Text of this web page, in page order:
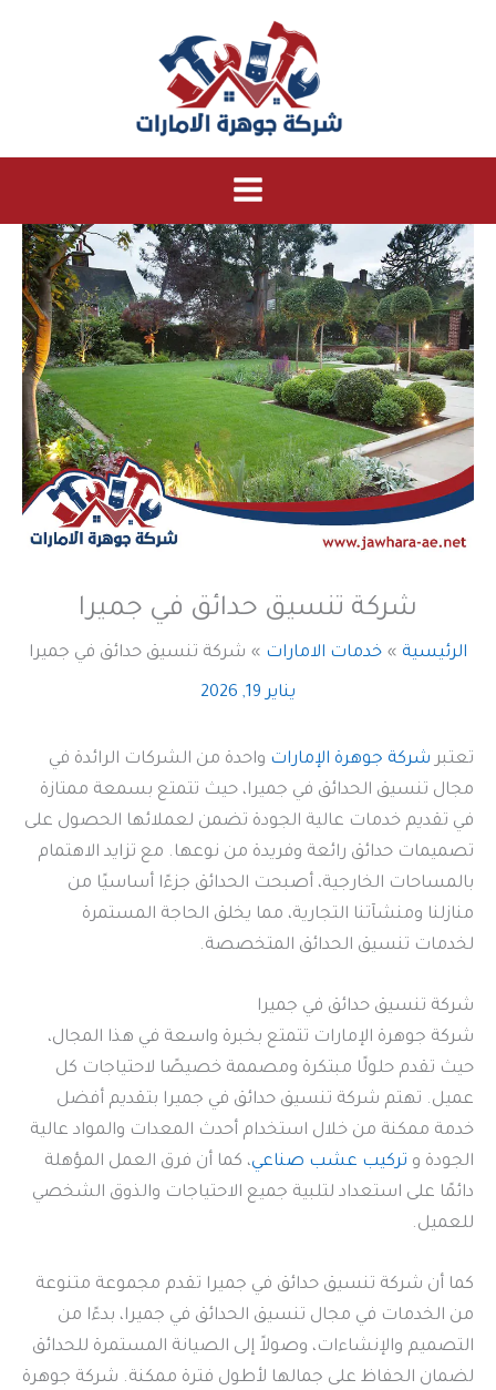
شركة تنسيق حدائق في جميرا
الرئيسية خدمات الامارات شركة تنسيق حدائق في جميرا
يناير 19, 2026
تعتبر شركة جوهرة الإمارات واحدة من الشركات الرائدة في
مجال تنسيق الحدائق في جميرا، حيث تتمتع بسمعة ممتازة
في تقديم خدمات عالية الجودة تضمن لعملائها الحصول على
تصميمات حدائق رائعة وفريدة من نوعها. مع تزايد الاهتمام
بالمساحات الخارجية، أصبحت الحدائق جزءًا أساسيًا من
منازلنا ومنشآتنا التجارية، مما يخلق الحاجة المستمرة
لخدمات تنسيق الحدائق المتخصصة.
شركة تنسيق حدائق في جميرا
شركة جوهرة الإمارات تتمتع بخبرة واسعة في هذا المجال،
حيث تقدم حلولًا مبتكرة ومصممة خصيصًا لاحتياجات كل
عميل. تهتم شركة تنسيق حدائق في جميرا بتقديم أفضل
خدمة ممكنة من خلال استخدام أحدث المعدات والمواد عالية
الجودة و تركيب عشب صناعي، كما أن فرق العمل المؤهلة
دائمًا على استعداد لتلبية جميع الاحتياجات والذوق الشخصي
للعميل.
كما أن شركة تنسيق حدائق في جميرا تقدم مجموعة متنوعة
من الخدمات في مجال تنسيق الحدائق في جميرا، بدءًا من
التصميم والإنشاءات، وصولاً إلى الصيانة المستمرة للحدائق
لضمان الحفاظ على جمالها لأطول فترة ممكنة. شركة جوهرة